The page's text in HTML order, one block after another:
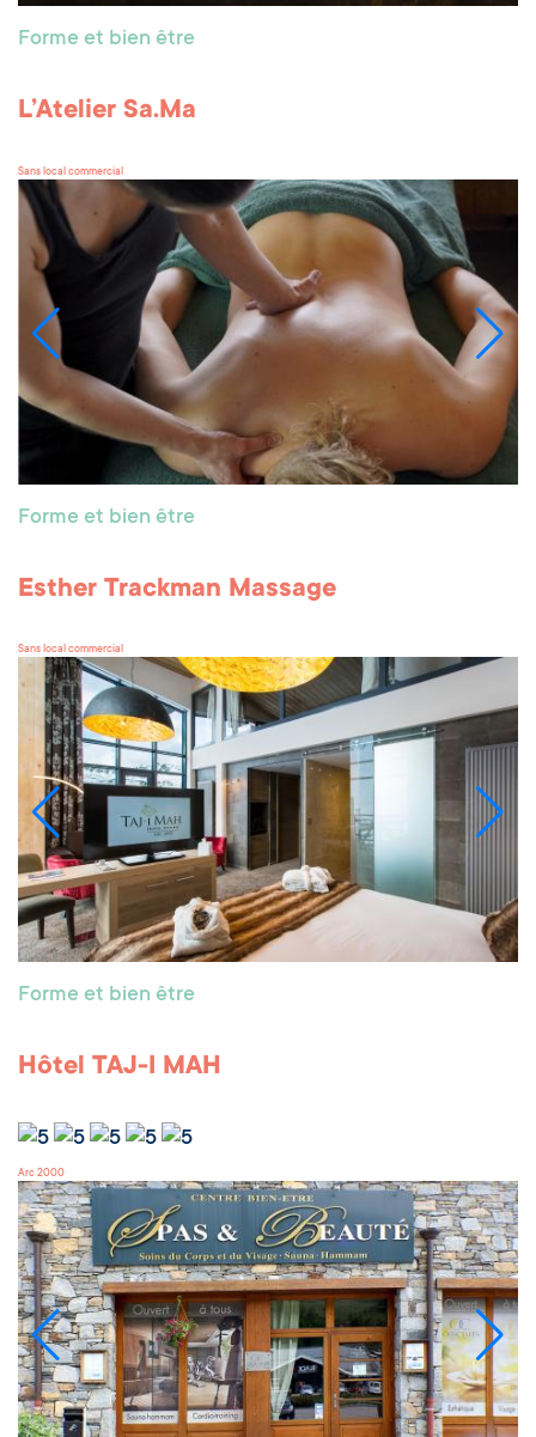
Forme et bien être
L’Atelier Sa.Ma
Sans local commercial
Forme et bien être
Esther Trackman Massage
Sans local commercial
Forme et bien être
Hôtel TAJ-I MAH
Arc 2000